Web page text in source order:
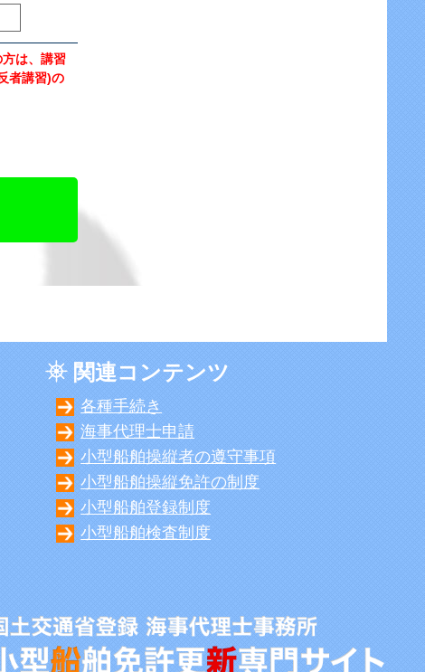
は、講習
者講習)の
関連コンテンツ
各種手続き
海事代理士申請
小型船舶操縦者の遵守事項
小型船舶操縦免許の制度
小型船舶登録制度
小型船舶検査制度